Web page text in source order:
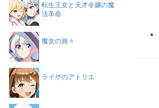
転生王女と天才令嬢の魔
法革命
魔女の旅々
ライザのアトリエ